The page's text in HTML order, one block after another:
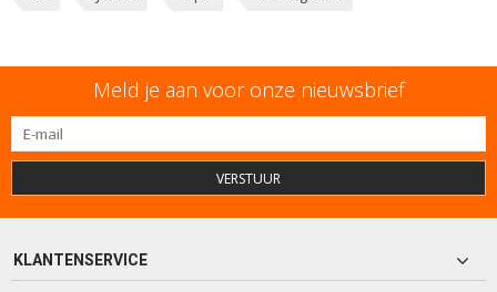
Meld je aan voor onze nieuwsbrief
VERSTUUR
KLANTENSERVICE